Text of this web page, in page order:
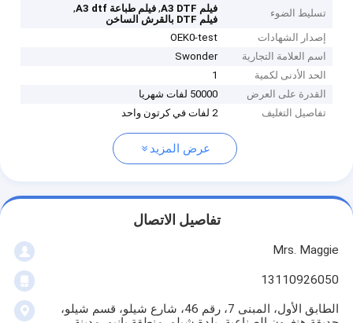
تسليط الضوء فيلم A3 DTF ,فيلم طباعة A3 dtf
,
فيلم DTF بالقرش الساخن
إصدار الشهادات
OEK0-test
اسم العلامة التجارية
Swonder
الحد الأدنى لكمية
1
القدرة على العرض
50000 لفات شهريا
تفاصيل التغليف
2 لفات في كرتون واحد
عرض المزيد
تفاصيل الاتصال
Mrs. Maggie
13110926050
الطابق الأول، المبنى 7، رقم 46، شارع شيلو، قسم شيلو،